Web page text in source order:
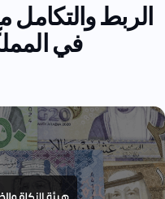
الربط والتكامل
في